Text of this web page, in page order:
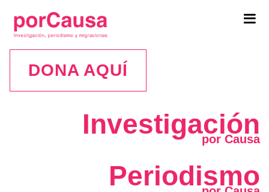
DONA AQUÍ
Investigación
Periodismo